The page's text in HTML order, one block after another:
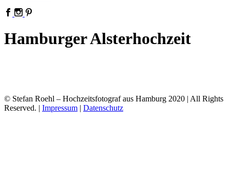
Hamburger Alsterhochzeit
© Stefan Roehl – Hochzeitsfotograf aus Hamburg 2020 | All Rights
Reserved. | Impressum | Datenschutz